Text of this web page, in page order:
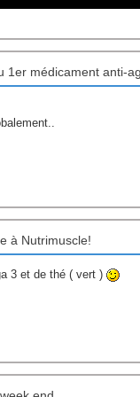
1er médicament anti-
à Nutrimuscle!
3 et de thé ( vert )